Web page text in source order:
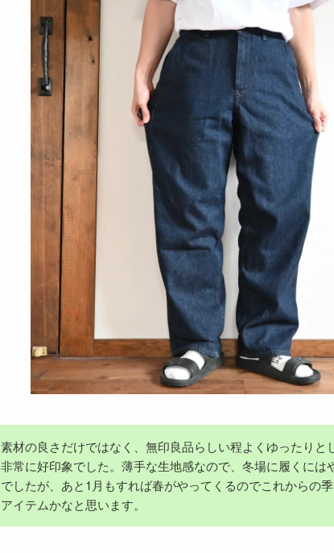
素材の良さだけではなく、無印良品らしい程よくゆったりと
非常に好印象でした。薄手な生地感なので、冬場に履くには
でしたが、あと1月もすれば春がやってくるのでこれからの
アイテムかなと思います。